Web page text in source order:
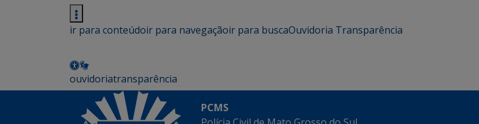
ir para conteúdoir para navegaçãoir para buscaOuvidoria Transparência
ouvidoriatransparência
PCMS